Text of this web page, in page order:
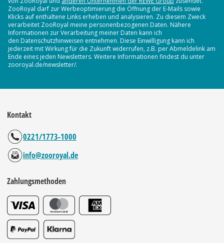
ZooRoyal darf zur Werbeoptimierung die Öffnung der E-Mails sowie
Klicks auf enthaltene Links erheben und analysieren. Zu diesem Zweck
verarbeitet ZooRoyal meine personenbezogenen Daten. Nähere
Informationen zur Verarbeitung meiner Daten kann ich
den Datenschutzhinweisen entnehmen. Diese Einwilligung kann ich
jederzeit mit Wirkung für die Zukunft widerrufen, z.B. per Abmeldelink am
Ende eines jeden Newsletters. Weitere Informationen findest du unter
zooroyal.de/newsletter/.
Kontakt
0221/1773-1000
info@zooroyal.de
Zahlungsmethoden